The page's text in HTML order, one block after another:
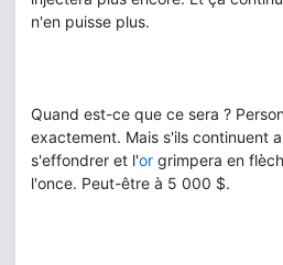
n'en puisse plus.
Quand est-ce que ce sera ?
exactement. Mais s'ils continuent
s'effondrer et l'or grimpera en
l'once. Peut-être à 5 000 $.